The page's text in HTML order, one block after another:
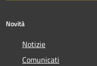
Novità
Notizie
Comunicati